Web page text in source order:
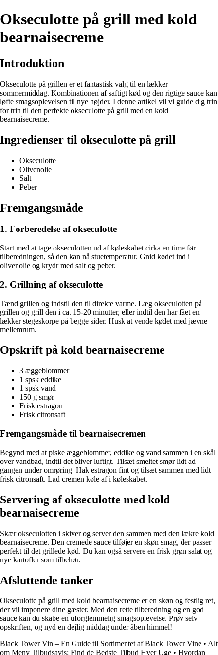
Okseculotte på grill med kold
bearnaisecreme
Introduktion
Okseculotte på grillen er et fantastisk valg til en lækker
sommermiddag. Kombinationen af saftigt kød og den rigtige sauce kan
løfte smagsoplevelsen til nye højder. I denne artikel vil vi guide dig trin
for trin til den perfekte okseculotte på grill med en kold
bearnaisecreme.
Ingredienser til okseculotte på grill
Okseculotte
Olivenolie
Salt
Peber
Fremgangsmåde
1. Forberedelse af okseculotte
Start med at tage okseculotten ud af køleskabet cirka en time før
tilberedningen, så den kan nå stuetemperatur. Gnid kødet ind i
olivenolie og krydr med salt og peber.
2. Grillning af okseculotte
Tænd grillen og indstil den til direkte varme. Læg okseculotten på
grillen og grill den i ca. 15-20 minutter, eller indtil den har fået en
lækker stegeskorpe på begge sider. Husk at vende kødet med jævne
mellemrum.
Opskrift på kold bearnaisecreme
3 æggeblommer
1 spsk eddike
1 spsk vand
150 g smør
Frisk estragon
Frisk citronsaft
Fremgangsmåde til bearnaisecremen
Begynd med at piske æggeblommer, eddike og vand sammen i en skål
over vandbad, indtil det bliver luftigt. Tilsæt smeltet smør lidt ad
gangen under omrøring. Hak estragon fint og tilsæt sammen med lidt
frisk citronsaft. Lad cremen køle af i køleskabet.
Servering af okseculotte med kold
bearnaisecreme
Skær okseculotten i skiver og server den sammen med den lækre kold
bearnaisecreme. Den cremede sauce tilføjer en skøn smag, der passer
perfekt til det grillede kød. Du kan også servere en frisk grøn salat og
nye kartofler som tilbehør.
Afsluttende tanker
Okseculotte på grill med kold bearnaisecreme er en skøn og festlig ret,
der vil imponere dine gæster. Med den rette tilberedning og en god
sauce kan du skabe en uforglemmelig smagsoplevelse. Prøv selv
opskriften, og nyd en dejlig middag under åben himmel!
Black Tower Vin – En Guide til Sortimentet af Black Tower Vine • Alt
om Meny Tilbudsavis: Find de Bedste Tilbud Hver Uge • Hvordan